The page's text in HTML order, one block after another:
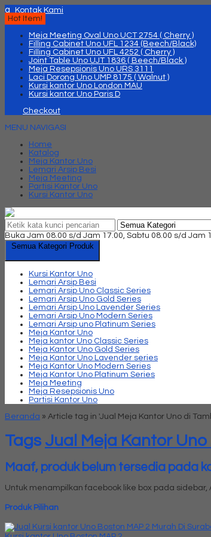
q
Kontak Kami
Hot Item!
Meja Meeting Oval Uno UCT 2754 ( Cherry )
Filling Cabinet Uno UFL 1234 (Beech/Black)
Filling Cabinet Uno UFL 4252 ( Cherry )
Joint Table Uno UJT 1836 ( Beech/Black )
Meja Resepsionis Uno URS 3111
Laci Dorong Uno UMP 8175 ( Walnut )
Kursi kantor Uno London MAU
Kursi kantor Uno Paris D
Checkout
MENU NAVIGASI
Home
Katalog
Meja Kantor Uno
Lemari Arsip Besi
Meja Meeting
Partisi Kantor Uno
Kursi Kantor Uno
Buka Jam 08.00 s/d Jam 17.00, Sabtu 08.00 s/d Jam
Semua Kategori Produk
Kursi Kantor Uno
Lemari Arsip Besi
Lemari Arsip Uno Classic Series
Lemari Arsip Uno Gold Series
Lemari Arsip Uno Lavender Series
Lemari Arsip Uno Modern Series
Lemari Arsip uno Platinum Series
Meja Kantor Uno
Meja kantor Uno Classic Series
Meja Kantor Uno Gold Series
Meja Kantor Uno Lavender series
Meja Kantor Uno Modern Series
Meja Kantor Uno Platinum Series
Meja Meeting
Meja Resepsionis Uno
Partisi Kantor Uno
Beranda » Article tag in 'Jual Meja Kantor Uno di
Tags Jual Meja Kantor
Maaf, produk belum tersedia pada
Untuk menampilkan facebook like box pada
Produk Pilihan